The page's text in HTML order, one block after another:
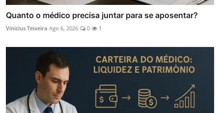
Quanto o médico precisa juntar para se aposentar?
Vinicius Teixeira Ago 6, 2026 0 1